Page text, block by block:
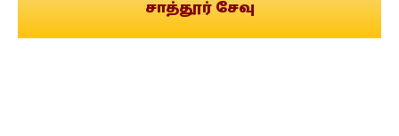
சாத்தூர் சேவு